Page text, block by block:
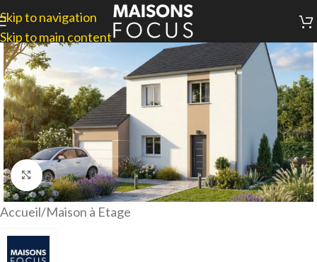
Skip to navigation
Skip to main content
Agrandir
Accueil/Maison à Etage